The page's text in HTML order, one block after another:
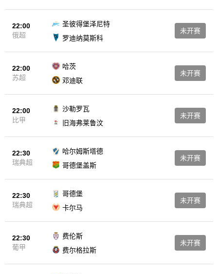
22:00
俄超
圣彼得堡泽尼特
罗迪纳莫斯科
未开赛
22:00
苏超
哈茨
邓迪联
未开赛
22:00
比甲
沙勒罗瓦
旧海弗莱鲁汶
未开赛
22:30
瑞典超
哈尔姆斯塔德
哥德堡盖斯
未开赛
22:30
瑞典超
哥德堡
卡尔马
未开赛
22:30
葡甲
费伦斯
费尔格拉斯
未开赛